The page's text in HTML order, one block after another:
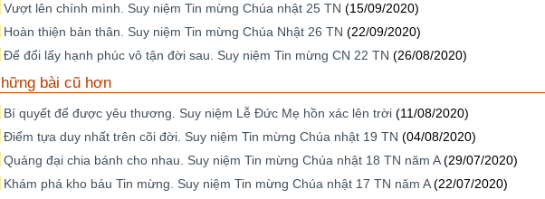
Vượt lên chính mình. Suy niệm Tin mừng Chúa nhật 25 TN (15/09/2020)
Hoàn thiện bản thân. Suy niệm Tin mừng Chúa Nhật 26 TN (22/09/2020)
Để đổi lấy hạnh phúc vô tận đời sau. Suy niệm Tin mừng CN 22 TN (26/08/2020)
bài cũ hơn
Bí quyết để được yêu thương. Suy niệm Lễ Đức Mẹ hồn xác lên trời (11/08/2020)
Điểm tựa duy nhất trên cõi đời. Suy niệm Tin mừng Chúa nhật 19 TN (04/08/2020)
Quảng đại chia bánh cho nhau. Suy niệm Tin mừng Chúa nhật 18 TN năm A (29/07/2020)
Khám phá kho báu Tin mừng. Suy niệm Tin mừng Chúa nhật 17 TN năm A (22/07/2020)